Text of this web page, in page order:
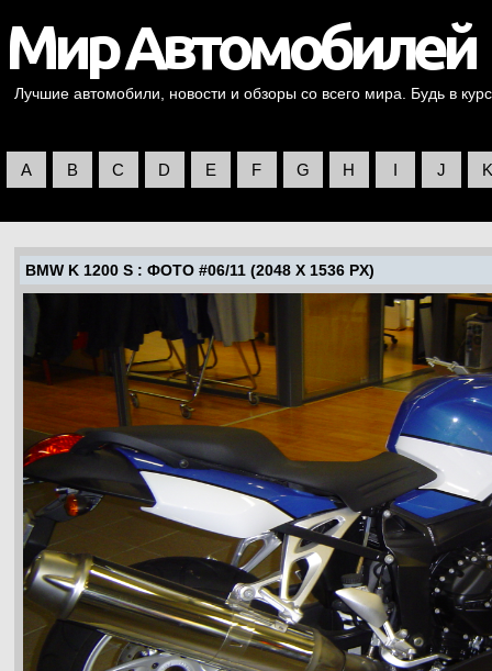
Лучшие автомобили, новости и обзоры со всего мира. Будь в
A B C D E F G H I J K
BMW K 1200 S : ФОТО #06/11 (2048 X 1536 PX)